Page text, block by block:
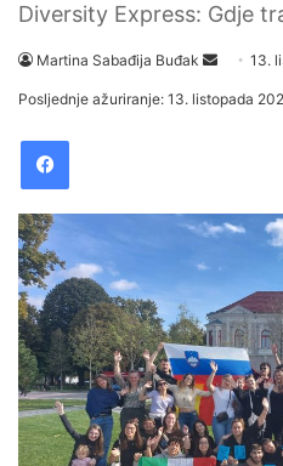
Diversity Express: Gdje
Martina Sabađija Buđak
e
m
i
l
13.
Posljednje ažuriranje: 13. listopada